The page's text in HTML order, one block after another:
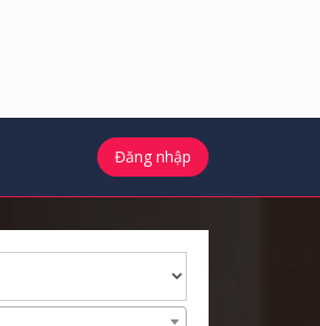
Đăng nhập